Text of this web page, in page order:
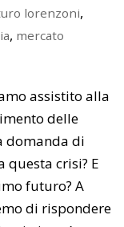
lorenzoni,
, mercato
assistito alla
delle
domanda di
crisi? E
futuro? A
di rispondere